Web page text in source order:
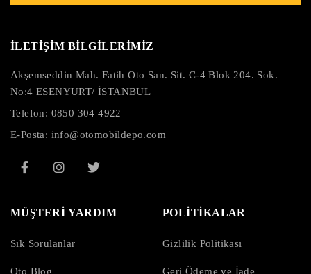
İLETİŞİM BİLGİLERİMİZ
Akşemseddin Mah. Fatih Oto San. Sit. C-4 Blok 204. Sok.
No:4 ESENYURT/ İSTANBUL
Telefon: 0850 304 4922
E-Posta: info@otomobildepo.com
MÜŞTERİ YARDIM
Sık Sorulanlar
Oto Blog
POLİTİKALAR
Gizlilik Politikası
Geri Ödeme ve İade